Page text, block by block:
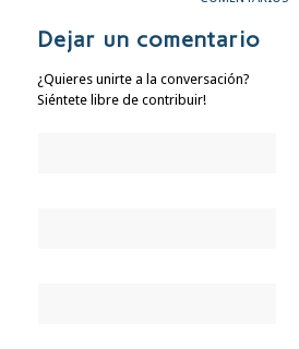
Dejar un comentario
¿Quieres unirte a la conversación?
Siéntete libre de contribuir!